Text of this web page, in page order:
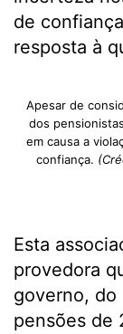
de
resposta à
Apesar de
dos
em causa a
confiança.
Esta
provedora
governo, do
pensões de